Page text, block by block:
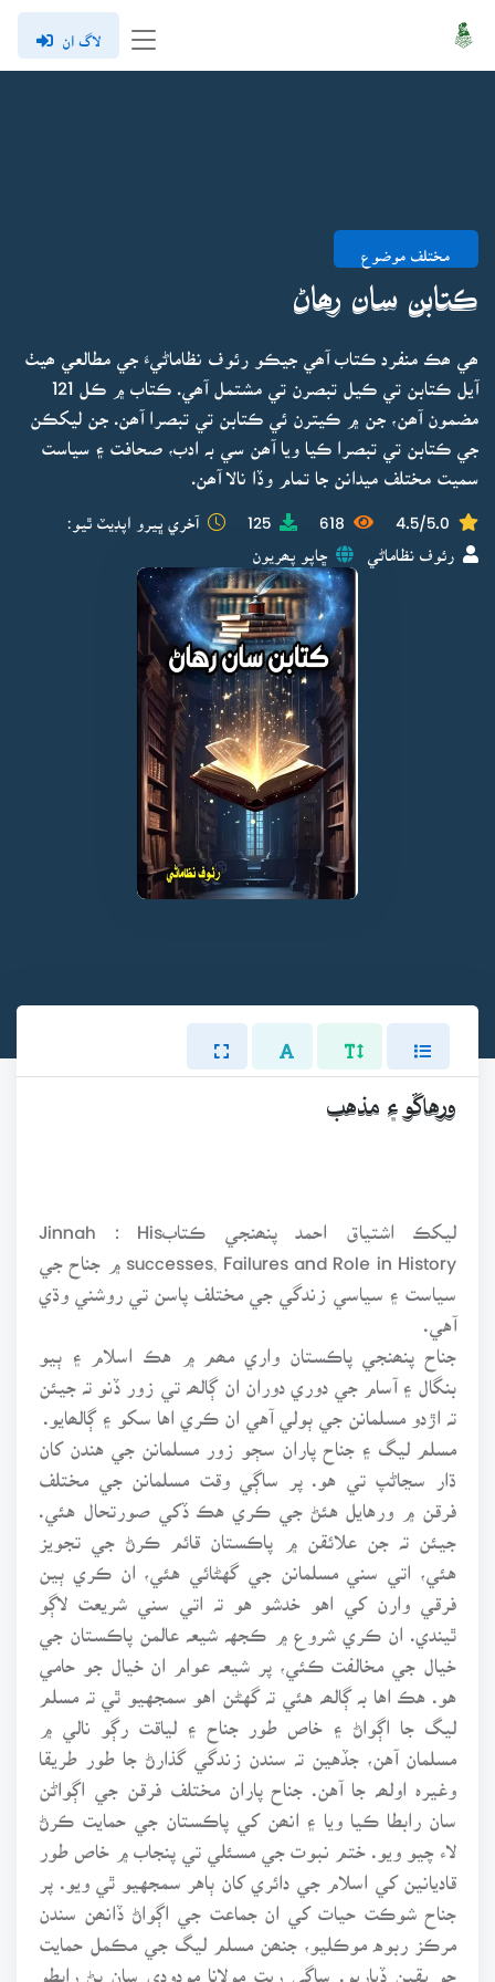
لاگ ان
مختلف موضوع
ڪتابن سان رھاڻ
ھي ھڪ منفرد ڪتاب آھي جيڪو رئوف نظاماڻيءَ جي مطالعي ھيٺ
آيل ڪتابن تي ڪيل تبصرن تي مشتمل آھي. ڪتاب ۾ ڪل 121
مضمون آھن، جن ۾ ڪيترن ئي ڪتابن تي تبصرا آھن. جن ليکڪن
جي ڪتابن تي تبصرا ڪيا ويا آھن سي بہ ادب، صحافت ۽ سياست
سميت مختلف ميدانن جا تمام وڏا نالا آھن.
4.5/5.0
618
125 آخري ڀيرو اپڊيٽ ٿيو:
رئوف نظاماڻي ڇاپو پھريون
ورهاڱو ۽ مذهب
ليکڪ اشتياق احمد پنھنجي ڪتابJinnah : His
successes, Failures and Role in History ۾ جناح جي
سياست ۽ سياسي زندگي جي مختلف پاسن تي روشني وڌي
آهي.
جناح پنھنجي پاڪستان واري مھم ۾ هڪ اسلام ۽ ٻيو
بنگال ۽ آسام جي دوري دوران ان ڳالھہ تي زور ڏنو تہ جيئن
تہ اڙدو مسلمانن جي ٻولي آهي ان ڪري اها سکو ۽ ڳالھايو.
مسلم ليگ ۽ جناح پاران سڄو زور مسلمانن جي هندن کان
ڌار سڃاڻپ تي هو. پر ساڳي وقت مسلمانن جي مختلف
فرقن ۾ ورهايل هئڻ جي ڪري هڪ ڏکي صورتحال هئي.
جيئن تہ جن علائقن ۾ پاڪستان قائم ڪرڻ جي تجويز
هئي، اتي سني مسلمانن جي گهڻائي هئي، ان ڪري ٻين
فرقي وارن کي اهو خدشو هو تہ اتي سني شريعت لاڳو
ٿيندي. ان ڪري شروع ۾ ڪجهہ شيعہ عالمن پاڪستان جي
خيال جي مخالفت ڪئي، پر شيعہ عوام ان خيال جو حامي
هو. هڪ اها بہ ڳالھہ هئي تہ گهڻن اهو سمجهيو ٿي تہ مسلم
ليگ جا اڳواڻ ۽ خاص طور جناح ۽ لياقت رڳو نالي ۾
مسلمان آهن، جڏهين تہ سندن زندگي گذارڻ جا طور طريقا
وغيرہ اولھہ جا آهن. جناح پاران مختلف فرقن جي اڳواڻن
سان رابطا ڪيا ويا ۽ انھن کي پاڪستان جي حمايت ڪرڻ
لاء چيو ويو. ختم نبوت جي مسئلي تي پنجاب ۾ خاص طور
قاديانين کي اسلام جي دائري کان ٻاهر سمجهيو ٿي ويو. پر
جناح شوڪت حيات کي ان جماعت جي اڳواڻ ڏانھن سندن
مرڪز ربوه موڪليو، جنھن مسلم ليگ جي مڪمل حمايت
جو يقين ڏياريو. ساڳي ريت مولانا مودودي سان پڻ رابطو